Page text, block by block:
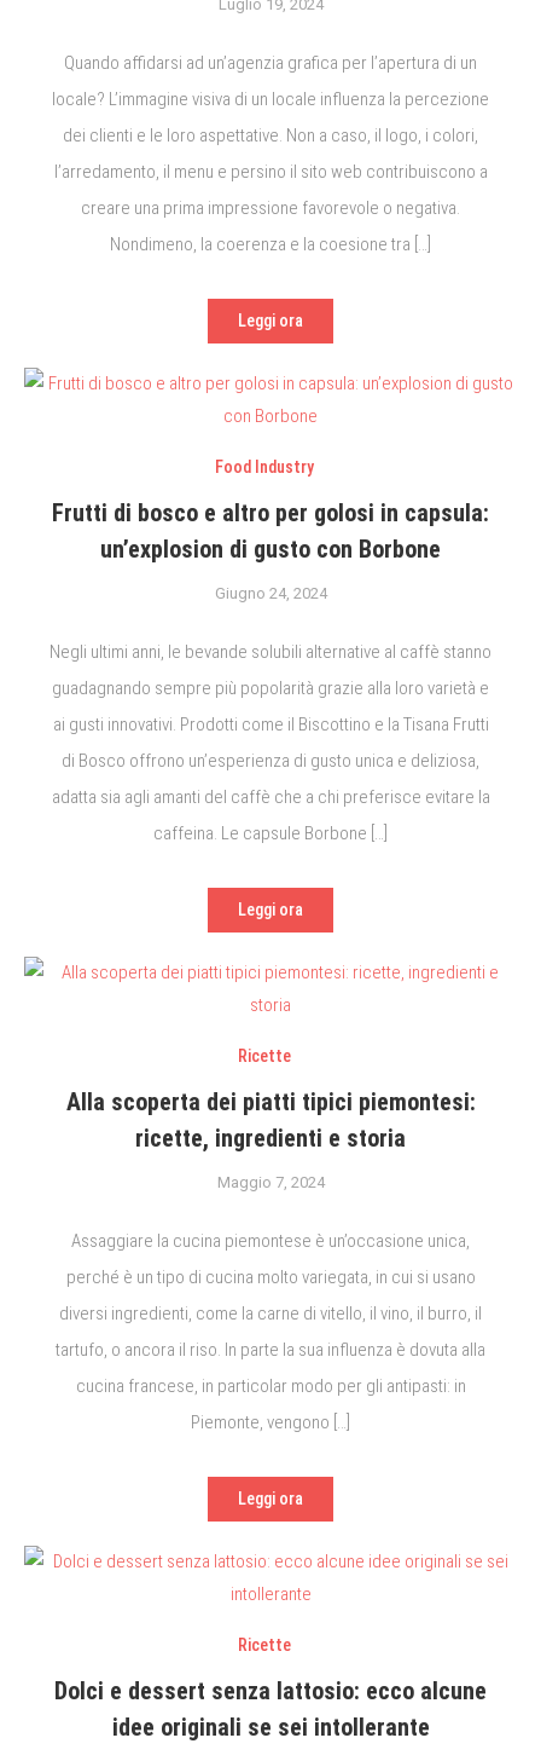
Luglio 19, 2024
Quando affidarsi ad un’agenzia grafica per l’apertura di un
locale? L’immagine visiva di un locale influenza la percezione
dei clienti e le loro aspettative. Non a caso, il logo, i colori,
l’arredamento, il menu e persino il sito web contribuiscono a
creare una prima impressione favorevole o negativa.
Nondimeno, la coerenza e la coesione tra […]
Leggi ora
Food Industry
Frutti di bosco e altro per golosi in capsula:
un’explosion di gusto con Borbone
Giugno 24, 2024
Negli ultimi anni, le bevande solubili alternative al caffè stanno
guadagnando sempre più popolarità grazie alla loro varietà e
ai gusti innovativi. Prodotti come il Biscottino e la Tisana Frutti
di Bosco offrono un’esperienza di gusto unica e deliziosa,
adatta sia agli amanti del caffè che a chi preferisce evitare la
caffeina. Le capsule Borbone […]
Leggi ora
Ricette
Alla scoperta dei piatti tipici piemontesi:
ricette, ingredienti e storia
Maggio 7, 2024
Assaggiare la cucina piemontese è un’occasione unica,
perché è un tipo di cucina molto variegata, in cui si usano
diversi ingredienti, come la carne di vitello, il vino, il burro, il
tartufo, o ancora il riso. In parte la sua influenza è dovuta alla
cucina francese, in particolar modo per gli antipasti: in
Piemonte, vengono […]
Leggi ora
Ricette
Dolci e dessert senza lattosio: ecco alcune
idee originali se sei intollerante